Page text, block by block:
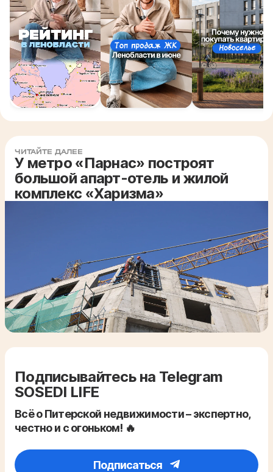
ЧИТАЙТЕ ДАЛЕЕ
У метро «Парнас» построят
большой апарт-отель и жилой
комплекс «Харизма»
Подписывайтесь на Telegram
SOSEDI LIFE
Всё о Питерской недвижимости – экспертно,
честно и с огоньком! 🔥
Подписаться